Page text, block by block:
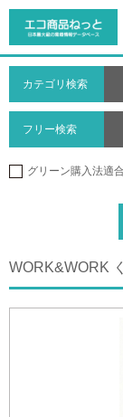
カテゴリ検索
フリー検索
グリーン購入法適
WORK&WORK